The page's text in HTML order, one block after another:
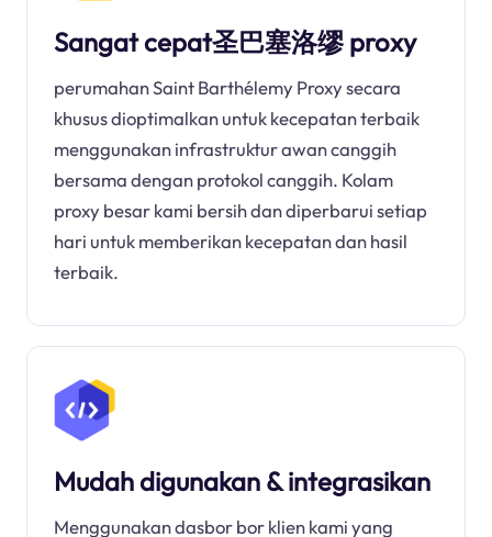
Sangat cepat圣巴塞洛缪 proxy
perumahan Saint Barthélemy Proxy secara
khusus dioptimalkan untuk kecepatan terbaik
menggunakan infrastruktur awan canggih
bersama dengan protokol canggih. Kolam
proxy besar kami bersih dan diperbarui setiap
hari untuk memberikan kecepatan dan hasil
terbaik.
Mudah digunakan & integrasikan
Menggunakan dasbor bor klien kami yang